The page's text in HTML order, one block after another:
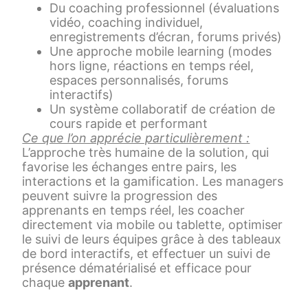
Du coaching professionnel (évaluations
vidéo, coaching individuel,
enregistrements d’écran, forums privés)
Une approche mobile learning (modes
hors ligne, réactions en temps réel,
espaces personnalisés, forums
interactifs)
Un système collaboratif de création de
cours rapide et performant
Ce que l’on apprécie particulièrement :
L’approche très humaine de la solution, qui
favorise les échanges entre pairs, les
interactions et la gamification. Les managers
peuvent suivre la progression des
apprenants en temps réel, les coacher
directement via mobile ou tablette, optimiser
le suivi de leurs équipes grâce à des tableaux
de bord interactifs, et effectuer un suivi de
présence dématérialisé et efficace pour
chaqueapprenant.